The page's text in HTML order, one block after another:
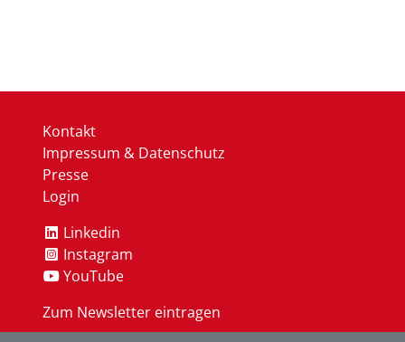
Kontakt
Impressum & Datenschutz
Presse
Login
Linkedin
Instagram
YouTube
Zum Newsletter eintragen